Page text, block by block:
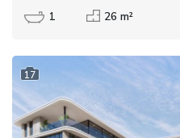
1 26 m²
17